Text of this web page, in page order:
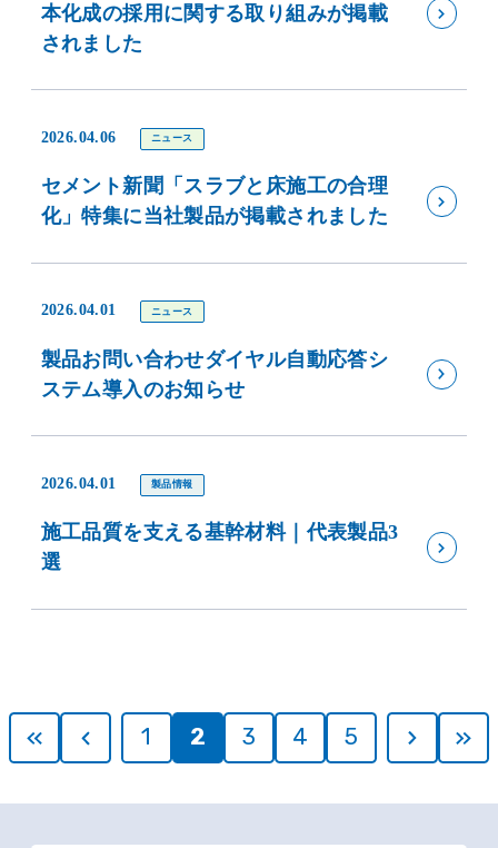
本化成の採用に関する取り組みが掲載
されました
2026.04.06 ニュース
セメント新聞「スラブと床施工の合理
化」特集に当社製品が掲載されました
2026.04.01 ニュース
製品お問い合わせダイヤル自動応答シ
ステム導入のお知らせ
2026.04.01 製品情報
施工品質を支える基幹材料｜代表製品3
選
1 2 3 4 5